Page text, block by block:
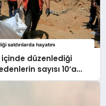
içinde düzenlediği
sayısı 10’a